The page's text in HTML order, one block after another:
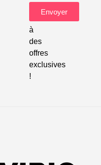
à
des
offres
exclusives
!
Envoyer